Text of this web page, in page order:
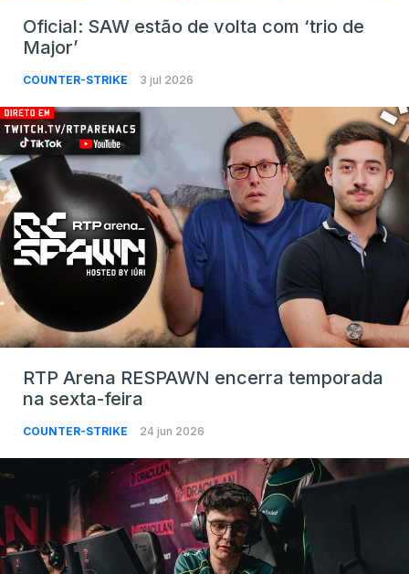
Oficial: SAW estão de volta com ‘trio de
Major’
COUNTER-STRIKE 3 jul 2026
RTP Arena RESPAWN encerra temporada
na sexta-feira
COUNTER-STRIKE 24 jun 2026